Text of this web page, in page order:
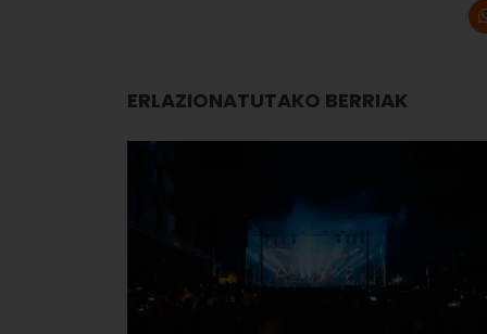
ERLAZIONATUTAKO BERRIAK